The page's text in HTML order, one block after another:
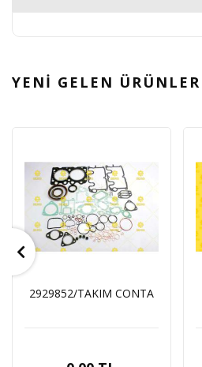
YENİ GELEN ÜRÜNLER
2929852/TAKIM CONTA